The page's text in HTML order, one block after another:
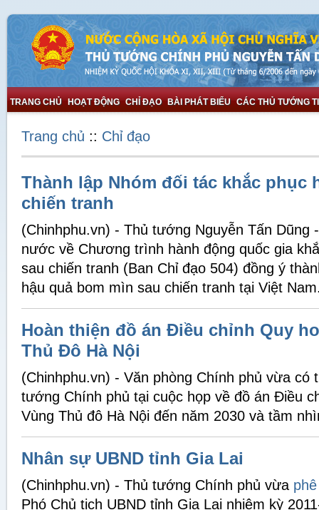
TRANG CHỦ HOẠT ĐỘNG CHỈ ĐẠO BÀI PHÁT BIỂU CÁC THỦ TƯỚNG
Trang chủ :: Chỉ đạo
Thành lập Nhóm đối tác khắc phục
chiến tranh
(Chinhphu.vn) - Thủ tướng Nguyễn Tấn Dũng
nước về Chương trình hành động quốc gia
sau chiến tranh (Ban Chỉ đạo 504) đồng ý
hậu quả bom mìn sau chiến tranh tại Việt
Hoàn thiện đồ án Điều chỉnh Quy
Thủ Đô Hà Nội
(Chinhphu.vn) - Văn phòng Chính phủ vừa có
tướng Chính phủ tại cuộc họp về đồ án Điều
Vùng Thủ đô Hà Nội đến năm 2030 và tầm
Nhân sự UBND tỉnh Gia Lai
(Chinhphu.vn) - Thủ tướng Chính phủ vừa
Phó Chủ tịch UBND tỉnh Gia Lai nhiệm kỳ